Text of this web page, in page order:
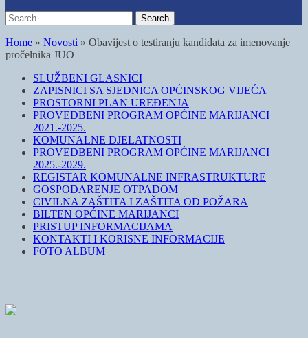
Search
for:
Search
Home » Novosti » Obavijest o testiranju kandidata za imenovanje
pročelnika JUO
SLUŽBENI GLASNICI
ZAPISNICI SA SJEDNICA OPĆINSKOG VIJEĆA
PROSTORNI PLAN UREĐENJA
PROVEDBENI PROGRAM OPĆINE MARIJANCI
2021.-2025.
KOMUNALNE DJELATNOSTI
PROVEDBENI PROGRAM OPĆINE MARIJANCI
2025.-2029.
REGISTAR KOMUNALNE INFRASTRUKTURE
GOSPODARENJE OTPADOM
CIVILNA ZAŠTITA I ZAŠTITA OD POŽARA
BILTEN OPĆINE MARIJANCI
PRISTUP INFORMACIJAMA
KONTAKTI I KORISNE INFORMACIJE
FOTO ALBUM